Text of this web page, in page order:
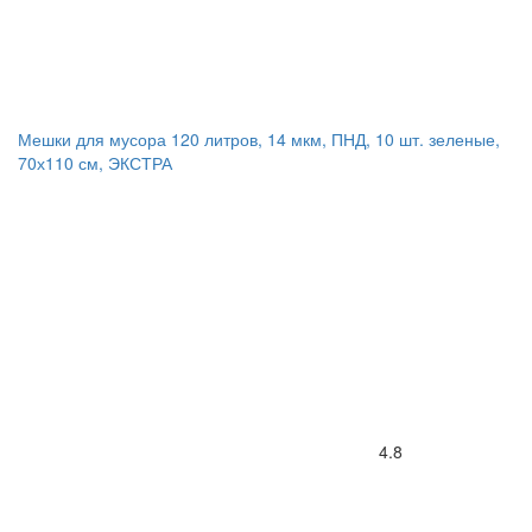
Мешки для мусора 120 литров, 14 мкм, ПНД, 10 шт. зеленые,
70х110 см, ЭКСТРА
4.8